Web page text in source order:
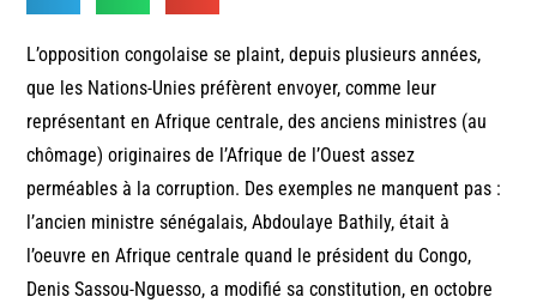
L’opposition congolaise se plaint, depuis plusieurs années,
que les Nations-Unies préfèrent envoyer, comme leur
représentant en Afrique centrale, des anciens ministres (au
chômage) originaires de l’Afrique de l’Ouest assez
perméables à la corruption. Des exemples ne manquent pas :
l’ancien ministre sénégalais, Abdoulaye Bathily, était à
l’oeuvre en Afrique centrale quand le président du Congo,
Denis Sassou-Nguesso, a modifié sa constitution, en octobre